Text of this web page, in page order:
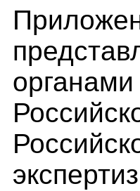
органами